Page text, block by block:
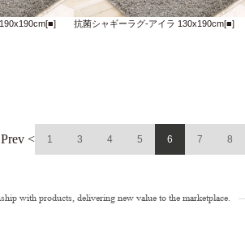
抗菌シャギーラグ-アイラ 130x190cm[■]
< 1 3 4 5 6 7 8
with products, delivering new value to the marketplace.